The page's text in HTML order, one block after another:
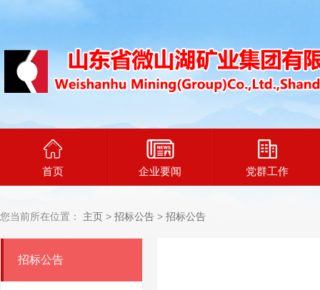
首页 企业要闻 党群工作
您当前所在位置： 主页 > 招标公告 > 招标公告
招标公告